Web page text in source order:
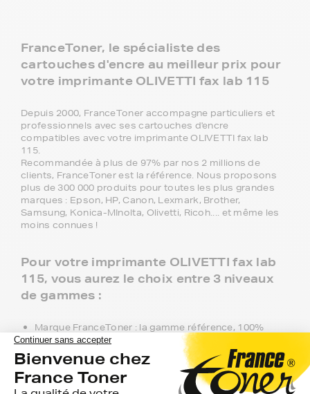
FranceToner, le spécialiste des
cartouches d'encre au meilleur prix pour
votre imprimante OLIVETTI fax lab 115
Depuis 2000, FranceToner accompagne particuliers et
professionnels avec ses cartouches d'encre
compatibles avec votre imprimante OLIVETTI fax lab
115.
Recommandée à plus de 97% par nos 2 millions de
clients, FranceToner est la référence. Nous proposons
plus de 300 000 produits pour toutes les plus grandes
marques : Epson, HP, Canon, Lexmark, Brother,
Samsung, Konica-MInolta, Olivetti, Ricoh.... et même les
moins connues !
Pour votre imprimante OLIVETTI fax lab
115, vous aurez le choix entre 3 niveaux
de gammes :
Marque FranceToner : la gamme référence, 100%
compatible, livraison offerte en point de retrait et
garantie deux ans. C'est le meilleur choix pour obtenir
une haute qualité à bas prix.
Gamme 1er Prix : produits compatibles avec votre